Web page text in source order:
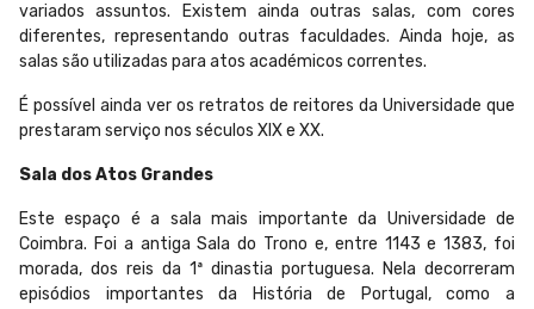
variados assuntos. Existem ainda outras salas, com cores
diferentes, representando outras faculdades. Ainda hoje, as
salas são utilizadas para atos académicos correntes.
É possível ainda ver os retratos de reitores da Universidade que
prestaram serviço nos séculos XIX e XX.
Sala dos Atos Grandes
Este espaço é a sala mais importante da Universidade de
Coimbra. Foi a antiga Sala do Trono e, entre 1143 e 1383, foi
morada, dos reis da 1ª dinastia portuguesa. Nela decorreram
episódios importantes da História de Portugal, como a